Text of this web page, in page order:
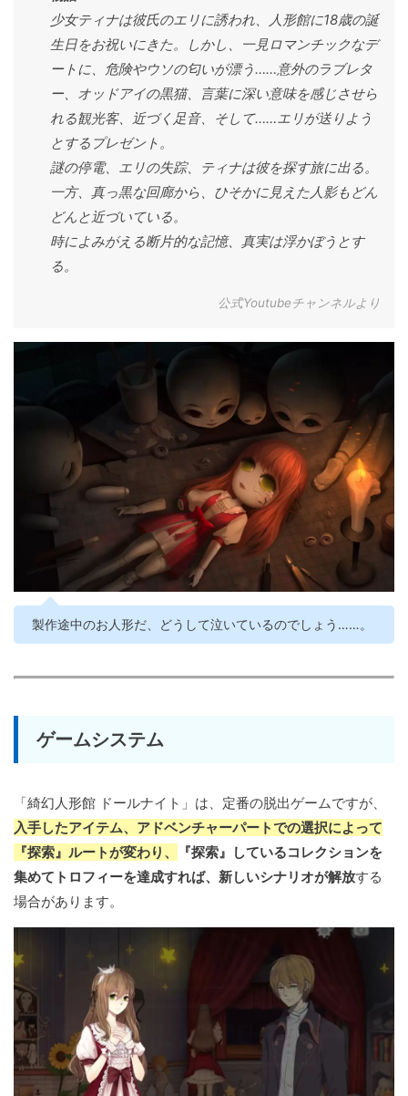
少女ティナは彼氏のエリに誘われ、人形館に18歳の誕
生日をお祝いにきた。しかし、一見ロマンチックなデ
ートに、危険やウソの匂いが漂う……意外のラブレタ
ー、オッドアイの黒猫、言葉に深い意味を感じさせら
れる観光客、近づく足音、そして……エリが送りよう
とするプレゼント。
謎の停電、エリの失踪、ティナは彼を探す旅に出る。
一方、真っ黒な回廊から、ひそかに見えた人影もどん
どんと近づいている。
時によみがえる断片的な記憶、真実は浮かぼうとす
る。
公式Youtubeチャンネルより
製作途中のお人形だ、どうして泣いているのでしょう……。
ゲームシステム
「綺幻人形館 ドールナイト」は、定番の脱出ゲームですが、
入手したアイテム、アドベンチャーパートでの選択によって
『探索』ルートが変わり、
『探索』しているコレクションを
集めてトロフィーを達成すれば、新しいシナリオが解放する
場合があります。